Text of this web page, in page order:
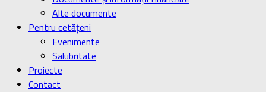
Alte documente
Pentru cetățeni
Evenimente
Salubritate
Proiecte
Contact